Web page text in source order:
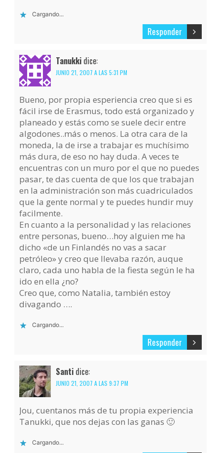
Cargando...
Responder
Tanukki dice:
JUNIO 21, 2007 A LAS 5:31 PM
Bueno, por propia esperiencia creo que si es
fácil irse de Erasmus, todo está organizado y
planeado y estás como se suele decir entre
algodones..más o menos. La otra cara de la
moneda, la de irse a trabajar es muchísimo
más dura, de eso no hay duda. A veces te
encuentras con un muro por el que no puedes
pasar, te das cuenta de que los que trabajan
en la administración son más cuadriculados
que la gente normal y te puedes hundir muy
facilmente.
En cuanto a la personalidad y las relaciones
entre personas, bueno…hoy alguien me ha
dicho «de un Finlandés no vas a sacar
petróleo» y creo que llevaba razón, auque
claro, cada uno habla de la fiesta según le ha
ido en ella ¿no?
Creo que, como Natalia, también estoy
divagando ….
Cargando...
Responder
Santi dice:
JUNIO 21, 2007 A LAS 9:37 PM
Jou, cuentanos más de tu propia experiencia
Tanukki, que nos dejas con las ganas 🙂
Cargando...